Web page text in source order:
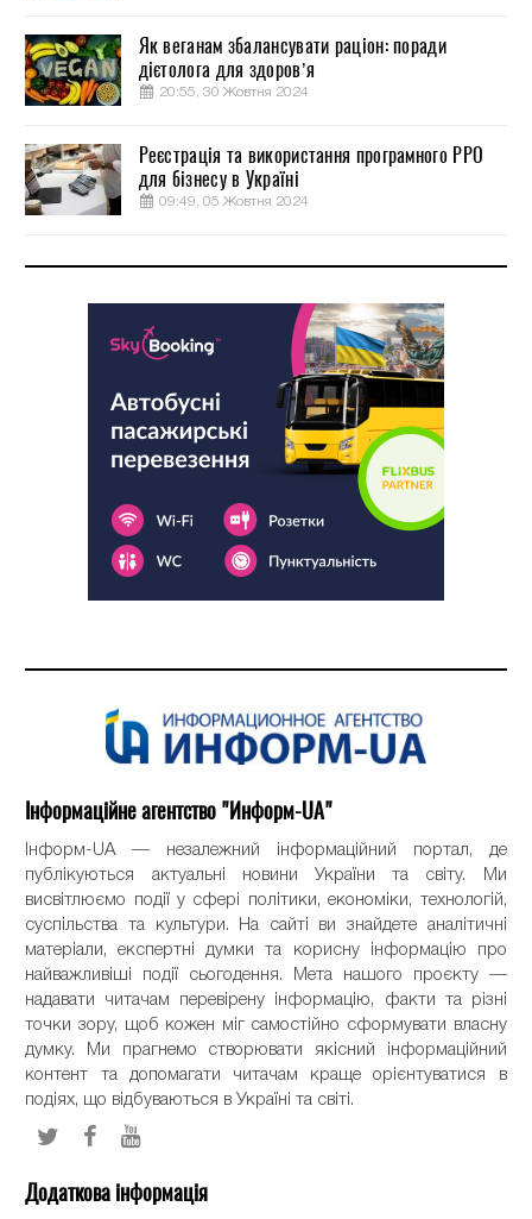
Як веганам збалансувати раціон: поради
дієтолога для здоров’я
20:55, 30 Жовтня 2024
Реєстрація та використання програмного РРО
для бізнесу в Україні
09:49, 05 Жовтня 2024
Інформаційне агентство "Информ-UA"
Інформ-UA — незалежний інформаційний портал, де
публікуються актуальні новини України та світу. Ми
висвітлюємо події у сфері політики, економіки, технологій,
суспільства та культури. На сайті ви знайдете аналітичні
матеріали, експертні думки та корисну інформацію про
найважливіші події сьогодення. Мета нашого проєкту —
надавати читачам перевірену інформацію, факти та різні
точки зору, щоб кожен міг самостійно сформувати власну
думку. Ми прагнемо створювати якісний інформаційний
контент та допомагати читачам краще орієнтуватися в
подіях, що відбуваються в Україні та світі.
Додаткова інформація